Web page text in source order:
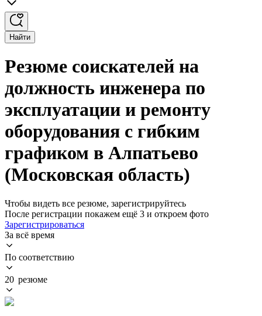
Найти
Резюме соискателей на
должность инженера по
эксплуатации и ремонту
оборудования с гибким
графиком в Алпатьево
(Московская область)
Чтобы видеть все резюме, зарегистрируйтесь
После регистрации покажем ещё 3 и откроем фото
Зарегистрироваться
За всё время
По соответствию
20 резюме